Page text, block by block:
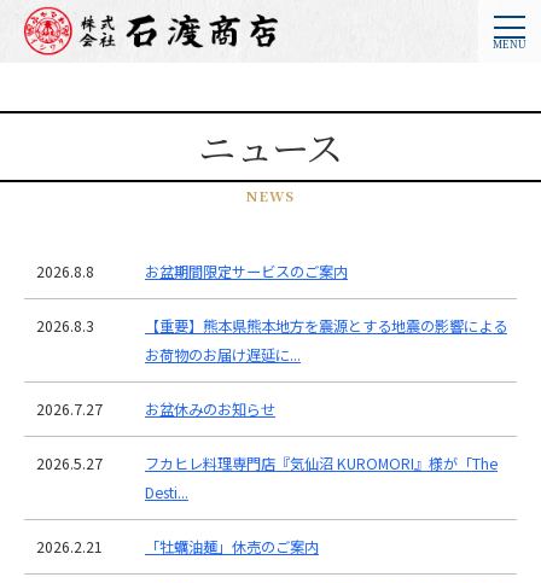
ニュース
NEWS
2026.8.8 お盆期間限定サービスのご案内
2026.8.3
【重要】熊本県熊本地方を震源とする地震の影響による
お荷物のお届け遅延に...
2026.7.27 お盆休みのお知らせ
2026.5.27
フカヒレ料理専門店『気仙沼 KUROMORI』様が「The
Desti...
2026.2.21 「牡蠣油麺」休売のご案内